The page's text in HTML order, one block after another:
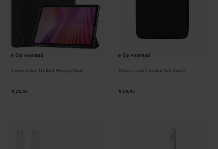
Op voorraad
Lenovo Tab Tri-fold Hoesje Zwart
€ 21,95
Op voorraad
Sleeve voor Lenovo Tab Zwart
€ 19,95